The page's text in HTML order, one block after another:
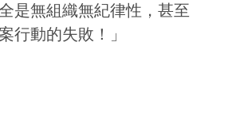
是無組織無紀律性，甚至
行動的失敗！」